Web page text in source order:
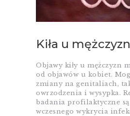
Kiła u mężczyzn
Objawy kiły u mężczyzn
od objawów u kobiet.
zmiany na genitaliach,
owrzodzenia i wysypka.
badania profilaktyczne
wczesnego wykrycia